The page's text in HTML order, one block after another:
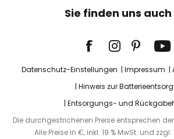
Sie finden uns
Datenschutz-Einstellungen Impressum
Hinweis zur
Entsorgungs- und
Die durchgestrichenen Preise entsprechen
Alle Preise in €, inkl. 19 % MwSt. und